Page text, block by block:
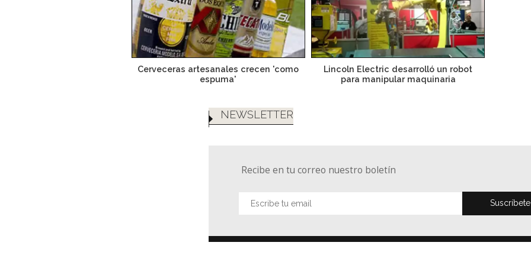
Cerveceras artesanales crecen 'como
espuma'
Lincoln Electric desarrolló un robot
para manipular maquinaria
NEWSLETTER
Recibe en tu correo nuestro boletín